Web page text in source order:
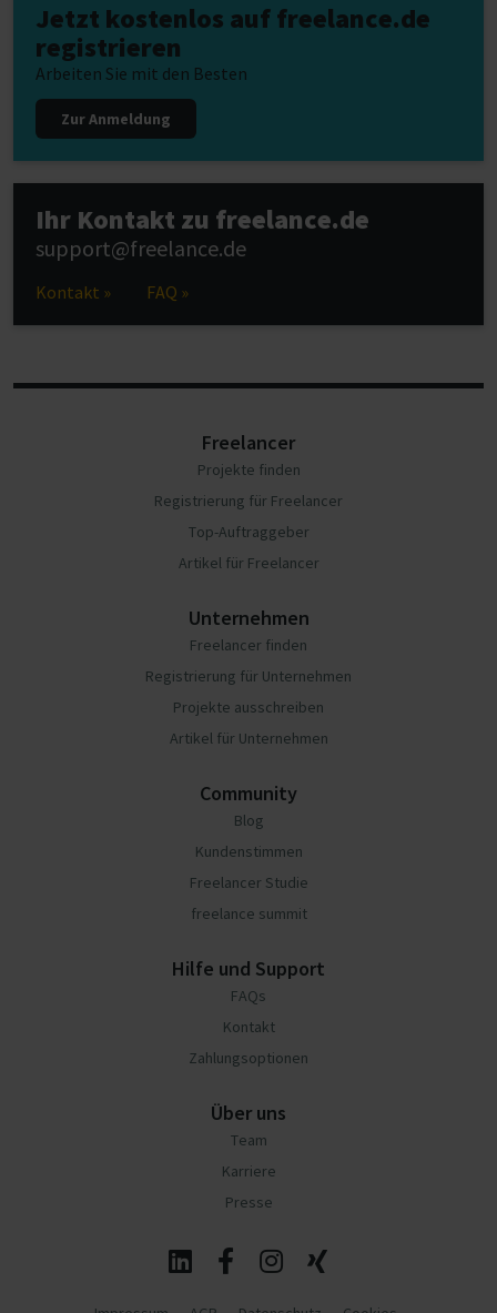
Jetzt kostenlos auf freelance.de
registrieren
Arbeiten Sie mit den Besten
Zur Anmeldung
Ihr Kontakt zu freelance.de
support@freelance.de
Kontakt » FAQ »
Freelancer
Projekte finden
Registrierung für Freelancer
Top-Auftraggeber
Artikel für Freelancer
Unternehmen
Freelancer finden
Registrierung für Unternehmen
Projekte ausschreiben
Artikel für Unternehmen
Community
Blog
Kundenstimmen
Freelancer Studie
freelance summit
Hilfe und Support
FAQs
Kontakt
Zahlungsoptionen
Über uns
Team
Karriere
Presse